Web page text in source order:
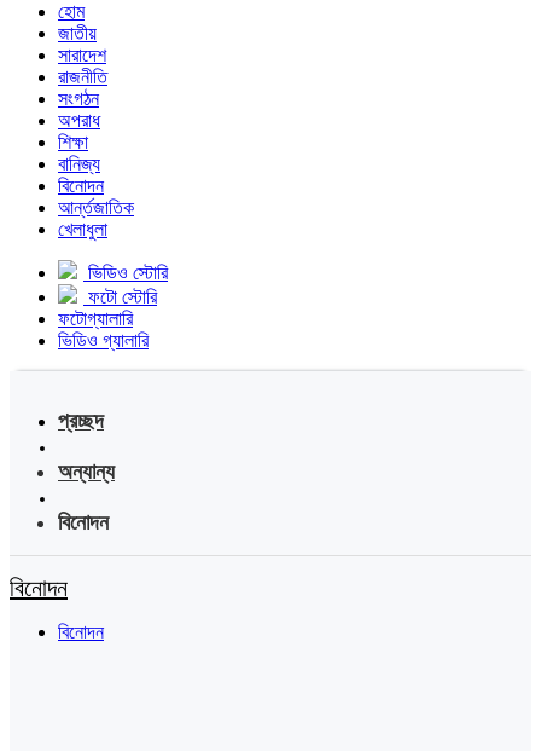
হোম
জাতীয়
সারাদেশ
রাজনীতি
সংগঠন
অপরাধ
শিক্ষা
বানিজ্য
বিনোদন
আর্ন্তজাতিক
খেলাধুলা
ভিডিও স্টোরি
ফটো স্টোরি
ফটোগ্যালারি
ভিডিও গ্যালারি
প্রচ্ছদ
অন্যান্য
বিনোদন
বিনোদন
বিনোদন